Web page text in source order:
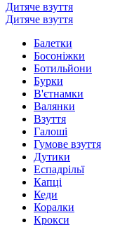
Дитяче взуття
Дитяче взуття
Балетки
Босоніжки
Ботильйони
Бурки
В'єтнамки
Валянки
Взуття
Галоші
Гумове взуття
Дутики
Еспадрільї
Капці
Кеди
Коралки
Крокси